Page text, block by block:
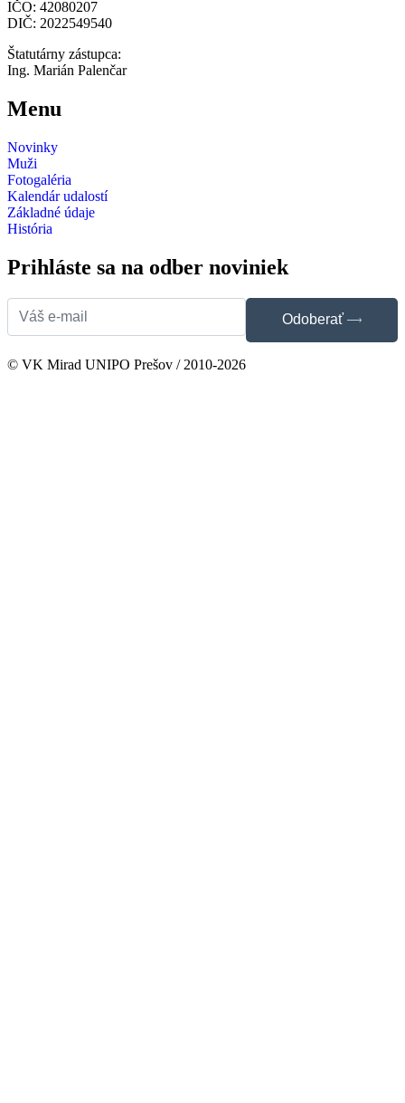
IČO: 42080207
DIČ: 2022549540
Štatutárny zástupca:
Ing. Marián Palenčar
Menu
Novinky
Muži
Fotogaléria
Kalendár udalostí
Základné údaje
História
Prihláste sa na odber noviniek
Odoberať
© VK Mirad UNIPO Prešov / 2010-2026